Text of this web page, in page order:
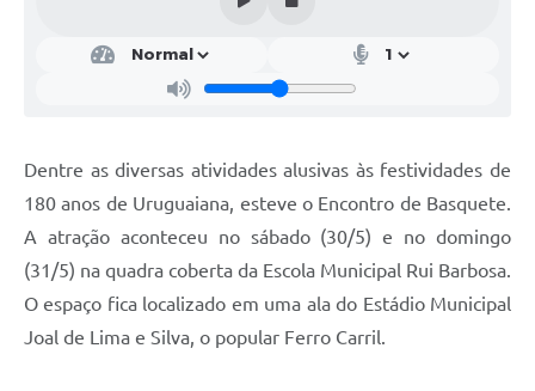
Contas Públicas
Links
Telefones Úteis
Termos de Uso & Política de Privacidade
Dentre as diversas atividades alusivas às festividades de
180 anos de Uruguaiana, esteve o Encontro de Basquete.
A atração aconteceu no sábado (30/5) e no domingo
(31/5) na quadra coberta da Escola Municipal Rui Barbosa.
O espaço fica localizado em uma ala do Estádio Municipal
Joal de Lima e Silva, o popular Ferro Carril.